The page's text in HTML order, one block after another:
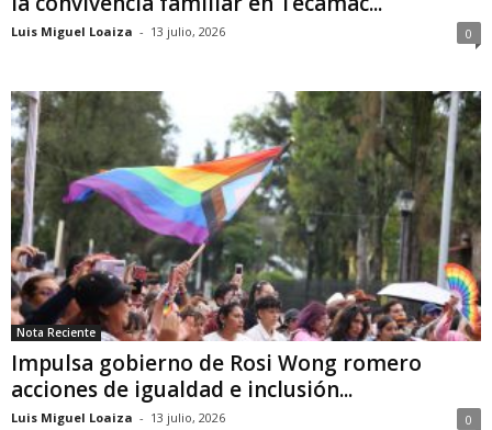
Luis Miguel Loaiza - 13 julio, 2026 0
Nota Reciente
Impulsa gobierno de Rosi Wong romero
acciones de igualdad e inclusión...
Luis Miguel Loaiza - 13 julio, 2026 0